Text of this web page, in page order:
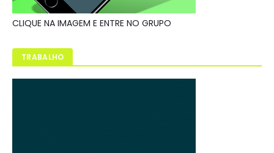
CLIQUE NA IMAGEM E ENTRE NO GRUPO
TRABALHO